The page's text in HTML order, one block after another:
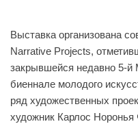
Выставка организована
Narrative Projects,
закрывшейся недавно 5-й
биеннале молодого
ряд художественных
художник Карлос